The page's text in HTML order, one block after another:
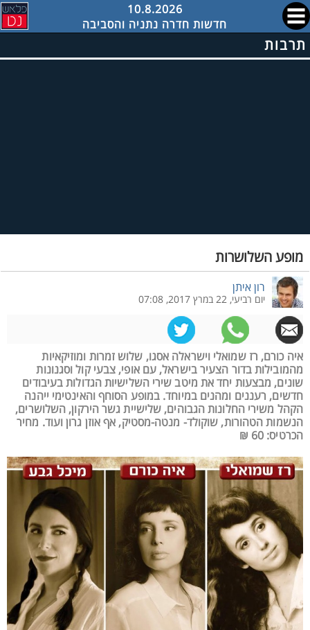
10.8.2026
חדשות חדרה נתניה והסביבה
תרבות
מופע השלושרות
רון איתן
יום רביעי, 22 במרץ 2017, 07:08
איה כורם, רז שמואלי וישראלה אסגו, שלוש זמרות ומוזיקאיות
מהמובילות בדור הצעיר בישראל, עם אופי, צבעי קול וסגנונות
שונים, מבצעות יחד את מיטב שירי השלישיות הגדולות בעיבודים
חדשים, רעננים ומהנים במיוחד. במופע הסוחף והאינטימי ייהנה
הקהל משירי החלונות הגבוהים, שלישיית גשר הירקון, השלושרים,
הנשמות הטהורות, שוקולד- מנטה-מסטיק, אף אוזן גרון ועוד. מחיר
הכרטיס: 60 ₪